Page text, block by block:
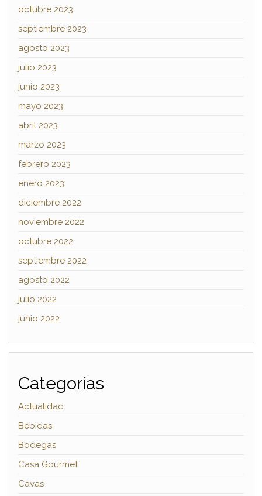
octubre 2023
septiembre 2023
agosto 2023
julio 2023
junio 2023
mayo 2023
abril 2023
marzo 2023
febrero 2023
enero 2023
diciembre 2022
noviembre 2022
octubre 2022
septiembre 2022
agosto 2022
julio 2022
junio 2022
Categorías
Actualidad
Bebidas
Bodegas
Casa Gourmet
Cavas